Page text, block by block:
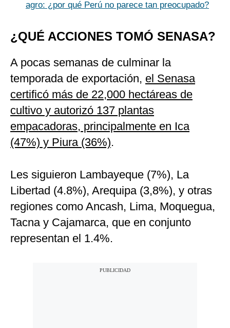
agro: ¿por qué Perú no parece tan preocupado?
¿QUÉ ACCIONES TOMÓ SENASA?
A pocas semanas de culminar la
temporada de exportación, el Senasa
certificó más de 22,000 hectáreas de
cultivo y autorizó 137 plantas
empacadoras, principalmente en Ica
(47%) y Piura (36%).
Les siguieron Lambayeque (7%), La
Libertad (4.8%), Arequipa (3,8%), y otras
regiones como Ancash, Lima, Moquegua,
Tacna y Cajamarca, que en conjunto
representan el 1.4%.